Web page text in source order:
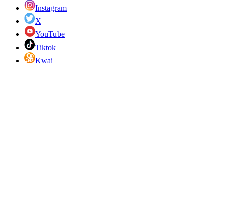
Instagram
X
YouTube
Tiktok
Kwai